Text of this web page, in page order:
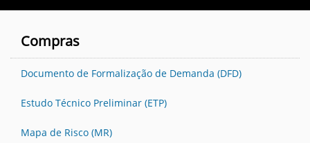
Compras
Documento de Formalização de Demanda (DFD)
Estudo Técnico Preliminar (ETP)
Mapa de Risco (MR)